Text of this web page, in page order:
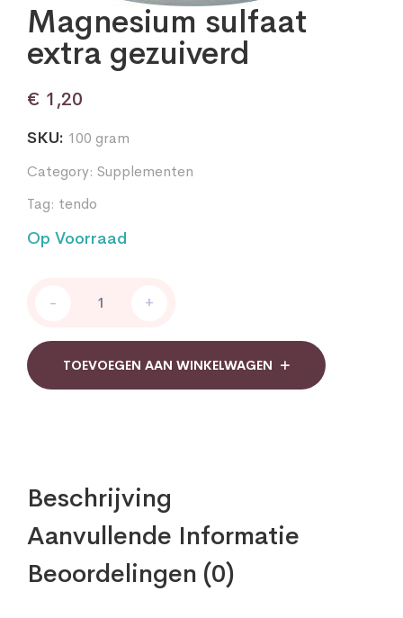
Magnesium sulfaat
extra gezuiverd
€ 1,20
SKU: 100 gram
Category: Supplementen
Tag: tendo
Op Voorraad
sulfaat
gezuiverd
quantity
- +
TOEVOEGEN AAN WINKELWAGEN
Beschrijving
Aanvullende Informatie
Beoordelingen (0)